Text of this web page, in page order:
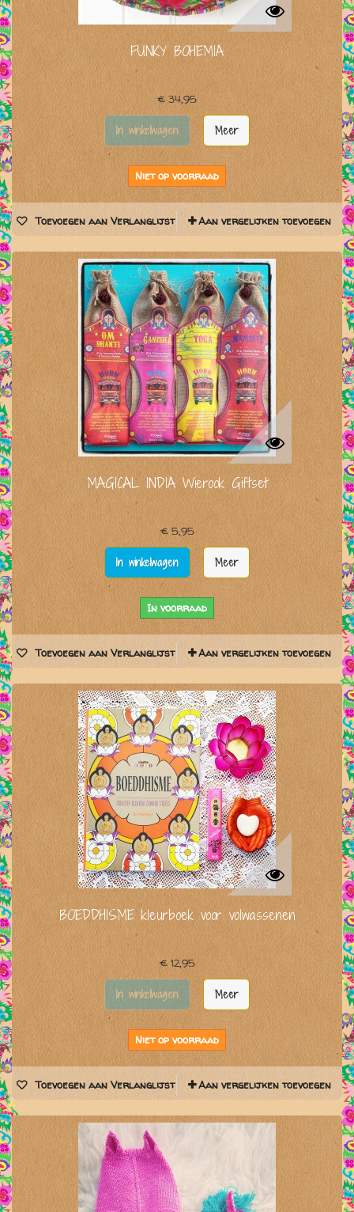
FUNKY BOHEMIA
€ 34,95
In winkelwagen Meer
Niet op voorraad
Toevoegen aan Verlanglijst Aan vergelijken toevoegen
MAGICAL INDIA Wierook Giftset
€ 5,95
In winkelwagen Meer
In voorraad
Toevoegen aan Verlanglijst Aan vergelijken toevoegen
BOEDDHISME kleurboek voor volwassenen
€ 12,95
In winkelwagen Meer
Niet op voorraad
Toevoegen aan Verlanglijst Aan vergelijken toevoegen